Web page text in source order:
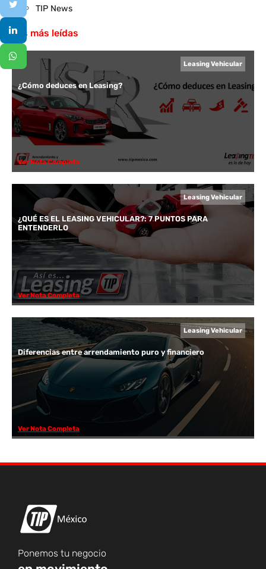
TIP News
Las más leídas
Leasing Vehicular
¿Cómo deduces en Leasing?
Ver Nota Completa
Leasing Vehicular
¿QUÉ ES EL LEASING VEHICULAR?: 7 PUNTOS PARA
ENTENDERLO
Ver Nota Completa
Leasing Vehicular
Diferencias entre arrendamiento puro y financiero
Ver Nota Completa
Ponemos tu negocio